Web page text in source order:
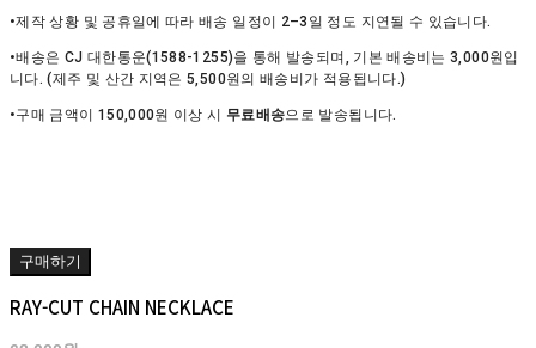
•제작 상황 및 공휴일에 따라 배송 일정이 2–3일 정도 지연될 수 있습니다.
•배송은 CJ 대한통운(1588-1255)을 통해 발송되며, 기본 배송비는 3,000원입
니다. (제주 및 산간 지역은 5,500원의 배송비가 적용됩니다.)
•구매 금액이 150,000원 이상 시 무료배송으로 발송됩니다.
구매하기
RAY-CUT CHAIN NECKLACE